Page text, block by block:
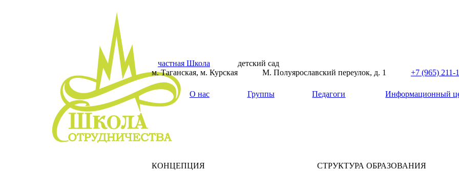
частная Школа
детский сад
м. Таганская, м. Курская
М. Полуярославский переулок, д. 1 +7 (965) 211-
О нас Группы Педагоги Информационный
КОНЦЕПЦИЯ СТРУКТУРА ОБРАЗОВАНИЯ